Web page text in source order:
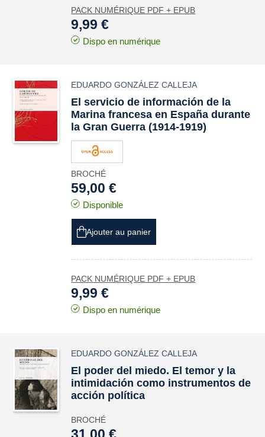
PACK NUMÉRIQUE PDF + EPUB
9,99 €
Dispo en numérique
EDUARDO GONZÁLEZ CALLEJA
El servicio de información de la
Marina francesa en España durante
la Gran Guerra (1914-1919)
BROCHÉ
59,00 €
Disponible
Ajouter au panier
PACK NUMÉRIQUE PDF + EPUB
9,99 €
Dispo en numérique
EDUARDO GONZÁLEZ CALLEJA
El poder del miedo. El temor y la
intimidación como instrumentos de
acción política
BROCHÉ